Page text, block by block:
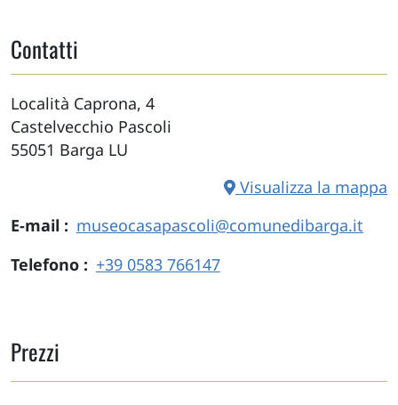
Contatti
Località Caprona, 4
Castelvecchio Pascoli
55051 Barga LU
Visualizza la mappa
E-mail
museocasapascoli@comunedibarga.it
Telefono
+39 0583 766147
Prezzi